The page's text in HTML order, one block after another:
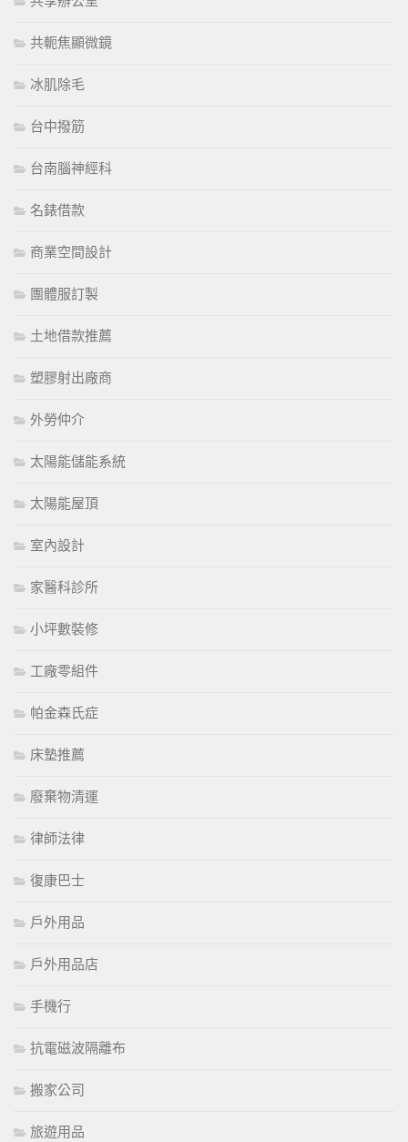
共軛焦顯微鏡
冰肌除毛
台中撥筋
台南腦神經科
名錶借款
商業空間設計
團體服訂製
土地借款推薦
塑膠射出廠商
外勞仲介
太陽能儲能系統
太陽能屋頂
室內設計
家醫科診所
小坪數裝修
工廠零組件
帕金森氏症
床墊推薦
廢棄物清運
律師法律
復康巴士
戶外用品
戶外用品店
手機行
抗電磁波隔離布
搬家公司
旅遊用品